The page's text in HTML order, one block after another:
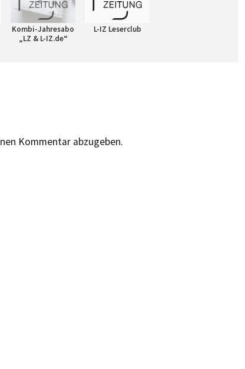
Kombi-Jahresabo
„LZ & L-IZ.de“
L-IZ Leserclub
Kommentar abzugeben.